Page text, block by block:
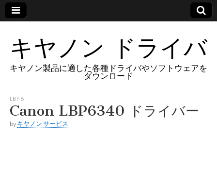
キヤノン ドライバ
キヤノン製品に適した各種ドライバやソフトウェアを
ダウンロード
LBP 6
Canon LBP6340 ドライバー
by キヤノン サービス